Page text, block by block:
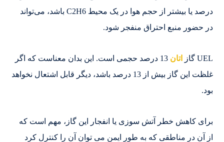
درصد یا بیشتر از حجم هوا در یک محیط C2H6 باشد، می‌تواند
در حضور منبع احتراق منفجر شود.
UEL گاز اتان
13 درصد حجمی است. این بدان معناست که اگر
غلظت این گاز بیش از 13 درصد باشد، دیگر قابل اشتعال نخواهد
بود.
برای کاهش خطر آتش سوزی یا انفجار این گاز، مهم است که
از آن در مناطقی که به طور ایمن می توان آن را کنترل کرد